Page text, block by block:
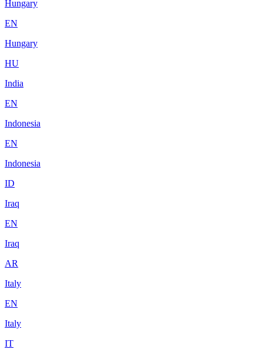
Hungary
EN
Hungary
HU
India
EN
Indonesia
EN
Indonesia
ID
Iraq
EN
Iraq
AR
Italy
EN
Italy
IT